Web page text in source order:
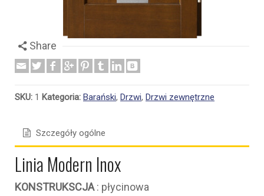
Share
SKU: 1 Kategoria: Barański, Drzwi, Drzwi zewnętrzne
Szczegóły ogólne
Linia Modern Inox
KONSTRUKSCJA: płycinowa